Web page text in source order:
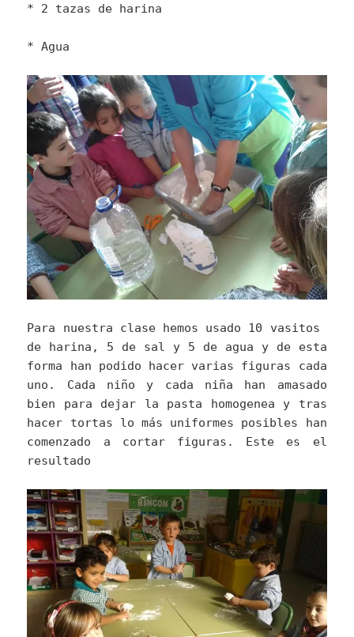
* 2 tazas de harina
* Agua
Para nuestra clase hemos usado 10 vasitos
de harina, 5 de sal y 5 de agua y de esta
forma han podido hacer varias figuras cada
uno. Cada niño y cada niña han amasado
bien para dejar la pasta homogenea y tras
hacer tortas lo más uniformes posibles han
comenzado a cortar figuras. Este es el
resultado